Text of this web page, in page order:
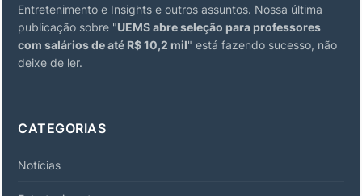
Entretenimento e Insights e outros assuntos. Nossa última
publicação sobre "UEMS abre seleção para professores
com salários de até R$ 10,2 mil" está fazendo sucesso, não
deixe de ler.
CATEGORIAS
Notícias